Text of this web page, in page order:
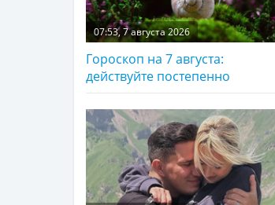
07:53, 7 августа 2026
Гороскоп на 7 августа:
действуйте постепенно